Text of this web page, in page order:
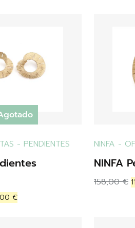
- PENDIENTES
€
NINFA -
NINFA
158,00€